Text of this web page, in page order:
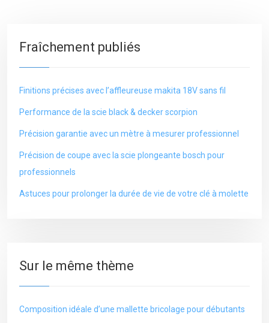
Fraîchement publiés
Finitions précises avec l’affleureuse makita 18V sans fil
Performance de la scie black & decker scorpion
Précision garantie avec un mètre à mesurer professionnel
Précision de coupe avec la scie plongeante bosch pour
professionnels
Astuces pour prolonger la durée de vie de votre clé à molette
Sur le même thème
Composition idéale d’une mallette bricolage pour débutants